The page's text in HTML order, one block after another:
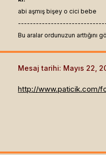
abi aşmış bişey o cici bebe
Bu aralar ordunuzun arttığını
Mesaj tarihi: Mayıs 22,
http://www.paticik.com/